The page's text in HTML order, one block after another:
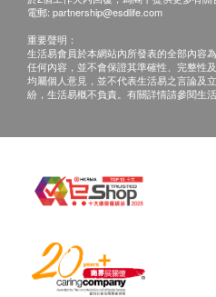
缺乏運動人士
成份:
日本專利短雙歧桿菌B3
電郵: partnership@esdlife.com
重要聲明：
生活易會員於本網站內所發表的全部內容
任何內容，並不會保證其準確性、完整性
均屬個人意見，並不代表生活易之言論及
紛，生活易概不負責。有關詳情請參閱生活